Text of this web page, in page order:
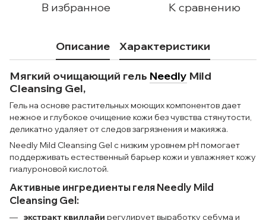
В избранное К сравнению
Описание Характеристики
Мягкий очищающий гель Needly Mild
Cleansing Gel,
Гель на основе растительных моющих компонентов дает
нежное и глубокое очищение кожи без чувства стянутости,
деликатно удаляет от следов загрязнения и макияжа.
Needly Mild Cleansing Gel с низким уровнем рН помогает
поддерживать естественный барьер кожи и увлажняет кожу
гиалуроновой кислотой.
Активные ингредиенты геля Needly Mild
Cleansing Gel:
экстракт квиллайи регулирует выработку себума и